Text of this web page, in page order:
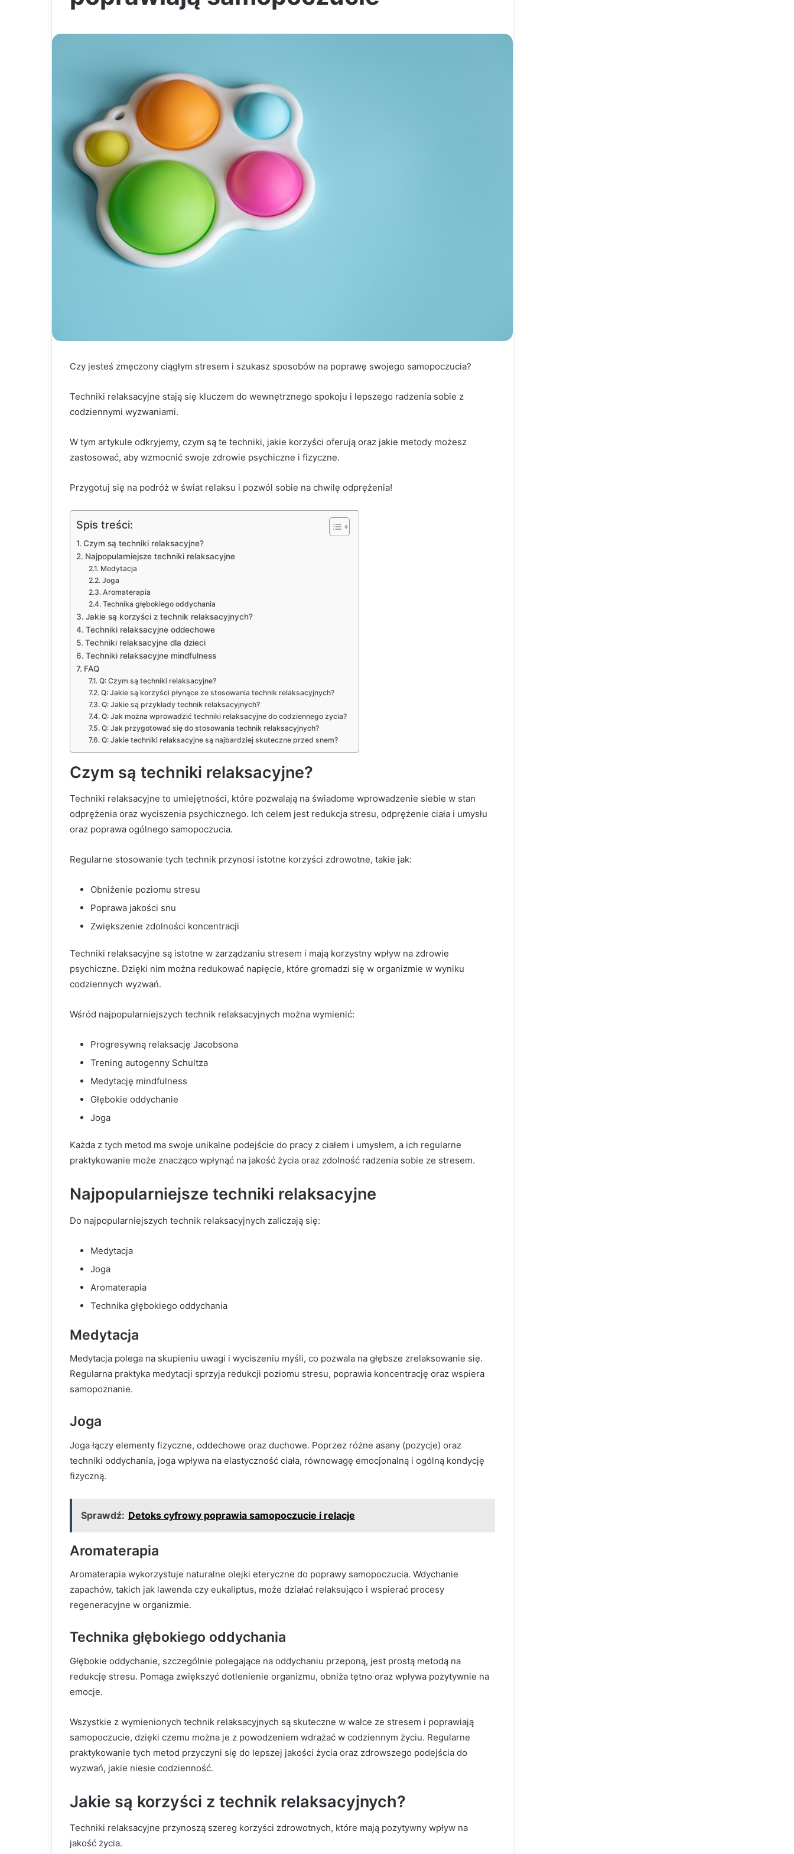
Czy jesteś zmęczony ciągłym stresem i szukasz sposobów na poprawę swojego samopoczucia?
Techniki relaksacyjne stają się kluczem do wewnętrznego spokoju i lepszego radzenia sobie z
codziennymi wyzwaniami.
W tym artykule odkryjemy, czym są te techniki, jakie korzyści oferują oraz jakie metody możesz
zastosować, aby wzmocnić swoje zdrowie psychiczne i fizyczne.
Przygotuj się na podróż w świat relaksu i pozwól sobie na chwilę odprężenia!
Spis treści:
Czym są techniki relaksacyjne?
Najpopularniejsze techniki relaksacyjne
Medytacja
Joga
Aromaterapia
Technika głębokiego oddychania
Jakie są korzyści z technik relaksacyjnych?
Techniki relaksacyjne oddechowe
Techniki relaksacyjne dla dzieci
Techniki relaksacyjne mindfulness
FAQ
Q: Czym są techniki relaksacyjne?
Q: Jakie są korzyści płynące ze stosowania technik relaksacyjnych?
Q: Jakie są przykłady technik relaksacyjnych?
Q: Jak można wprowadzić techniki relaksacyjne do codziennego życia?
Q: Jak przygotować się do stosowania technik relaksacyjnych?
Q: Jakie techniki relaksacyjne są najbardziej skuteczne przed snem?
Czym są techniki relaksacyjne?
Techniki relaksacyjne to umiejętności, które pozwalają na świadome wprowadzenie siebie w stan
odprężenia oraz wyciszenia psychicznego. Ich celem jest redukcja stresu, odprężenie ciała i umysłu
oraz poprawa ogólnego samopoczucia.
Regularne stosowanie tych technik przynosi istotne korzyści zdrowotne, takie jak:
Obniżenie poziomu stresu
Poprawa jakości snu
Zwiększenie zdolności koncentracji
Techniki relaksacyjne są istotne w zarządzaniu stresem i mają korzystny wpływ na zdrowie
psychiczne. Dzięki nim można redukować napięcie, które gromadzi się w organizmie w wyniku
codziennych wyzwań.
Wśród najpopularniejszych technik relaksacyjnych można wymienić:
Progresywną relaksację Jacobsona
Trening autogenny Schultza
Medytację mindfulness
Głębokie oddychanie
Joga
Każda z tych metod ma swoje unikalne podejście do pracy z ciałem i umysłem, a ich regularne
praktykowanie może znacząco wpłynąć na jakość życia oraz zdolność radzenia sobie ze stresem.
Najpopularniejsze techniki relaksacyjne
Do najpopularniejszych technik relaksacyjnych zaliczają się:
Medytacja
Joga
Aromaterapia
Technika głębokiego oddychania
Medytacja
Medytacja polega na skupieniu uwagi i wyciszeniu myśli, co pozwala na głębsze zrelaksowanie się.
Regularna praktyka medytacji sprzyja redukcji poziomu stresu, poprawia koncentrację oraz wspiera
samopoznanie.
Joga
Joga łączy elementy fizyczne, oddechowe oraz duchowe. Poprzez różne asany (pozycje) oraz
techniki oddychania, joga wpływa na elastyczność ciała, równowagę emocjonalną i ogólną kondycję
fizyczną.
Sprawdź: Detoks cyfrowy poprawia samopoczucie i relacje
Aromaterapia
Aromaterapia wykorzystuje naturalne olejki eteryczne do poprawy samopoczucia. Wdychanie
zapachów, takich jak lawenda czy eukaliptus, może działać relaksująco i wspierać procesy
regeneracyjne w organizmie.
Technika głębokiego oddychania
Głębokie oddychanie, szczególnie polegające na oddychaniu przeponą, jest prostą metodą na
redukcję stresu. Pomaga zwiększyć dotlenienie organizmu, obniża tętno oraz wpływa pozytywnie na
emocje.
Wszystkie z wymienionych technik relaksacyjnych są skuteczne w walce ze stresem i poprawiają
samopoczucie, dzięki czemu można je z powodzeniem wdrażać w codziennym życiu. Regularne
praktykowanie tych metod przyczyni się do lepszej jakości życia oraz zdrowszego podejścia do
wyzwań, jakie niesie codzienność.
Jakie są korzyści z technik relaksacyjnych?
Techniki relaksacyjne przynoszą szereg korzyści zdrowotnych, które mają pozytywny wpływ na
jakość życia.